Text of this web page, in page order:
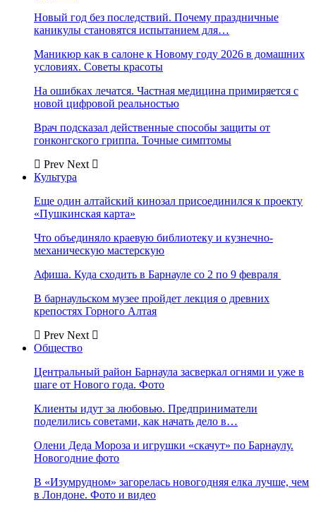
Новый год без последствий. Почему праздничные
каникулы становятся испытанием для…
Маникюр как в салоне к Новому году 2026 в домашних
условиях. Советы красоты
На ошибках лечатся. Частная медицина примиряется с
новой цифровой реальностью
Врач подсказал действенные способы защиты от
гонконгского гриппа. Точные симптомы
Prev Next
Культура
Еще один алтайский кинозал присоединился к проекту
«Пушкинская карта»
Что объединяло краевую библиотеку и кузнечно-
механическую мастерскую
Афиша. Куда сходить в Барнауле со 2 по 9 февраля
В барнаульском музее пройдет лекция о древних
крепостях Горного Алтая
Prev Next
Общество
Центральный район Барнаула засверкал огнями и уже в
шаге от Нового года. Фото
Клиенты идут за любовью. Предприниматели
поделились советами, как начать дело в…
Олени Деда Мороза и игрушки «скачут» по Барнаулу.
Новогодние фото
В «Изумрудном» загорелась новогодняя елка лучше, чем
в Лондоне. Фото и видео